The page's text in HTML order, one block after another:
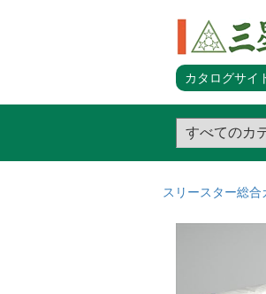
カタログサイ
スリースター総合